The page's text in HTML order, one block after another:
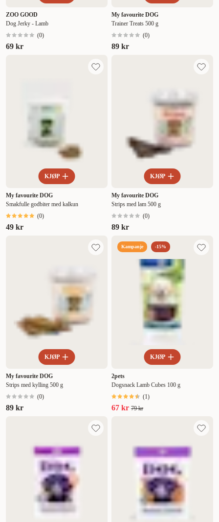
ZOO GOOD
Dog Jerky - Lamb
(0)
69 kr
My favourite DOG
Trainer Treats 500 g
(0)
89 kr
KJØP
My favourite DOG
Smakfulle godbiter med kalkun
(0)
49 kr
KJØP
My favourite DOG
Strips med lam 500 g
(0)
89 kr
KJØP
My favourite DOG
Strips med kylling 500 g
(0)
89 kr
Kampanje -15%
KJØP
2pets
Dogsnack Lamb Cubes 100 g
(1)
67 kr 79 kr